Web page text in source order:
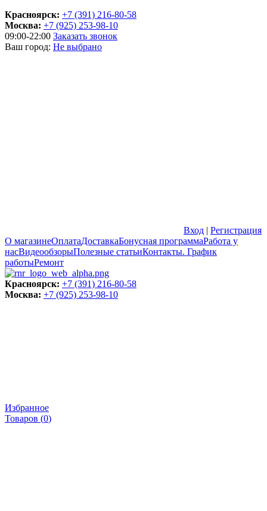
Красноярск: +7 (391) 216-80-58
Москва: +7 (925) 253-98-10
09:00-22:00 Заказать звонок
Ваш город: Не выбрано
Вход | Регистрация
О магазинеОплатаДоставкаБонусная программаРабота у
насВидеообзорыПолезные статьиКонтакты. График
работыРемонт
Красноярск: +7 (391) 216-80-58
Москва: +7 (925) 253-98-10
Избранное
Товаров (0)